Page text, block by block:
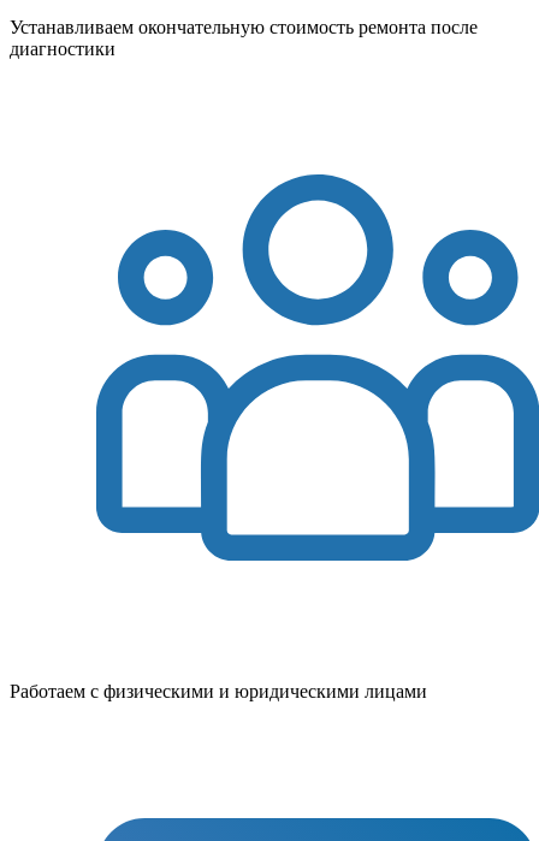
Устанавливаем окончательную стоимость ремонта после
диагностики
Работаем с физическими и юридическими лицами